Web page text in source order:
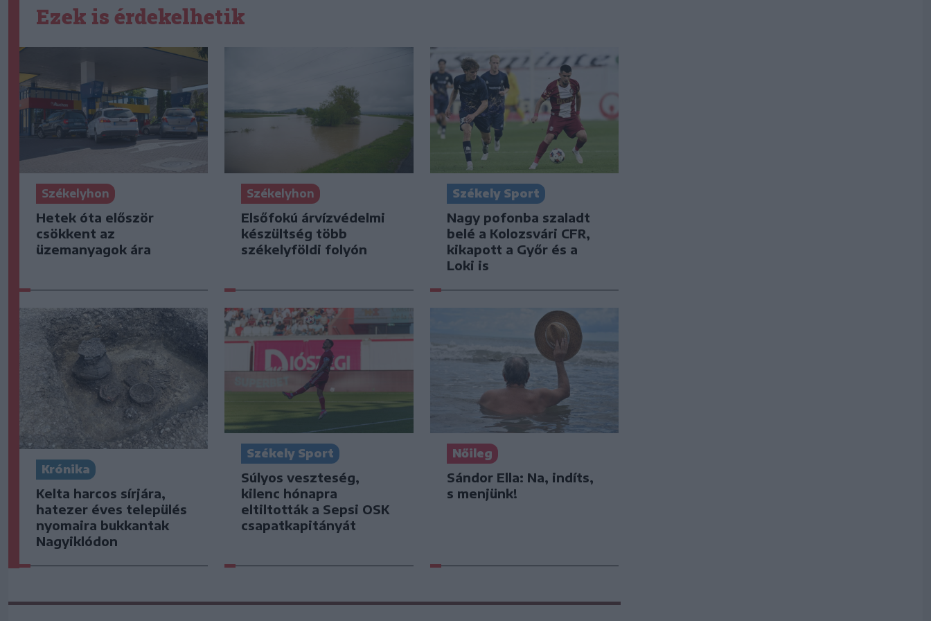
Ezek is érdekelhetik
Székelyhon
Hetek óta először
csökkent az
üzemanyagok ára
Székelyhon
Elsőfokú árvízvédelmi
készültség több
székelyföldi folyón
Székely Sport
Nagy pofonba szaladt
belé a Kolozsvári CFR,
kikapott a Győr és a
Loki is
Krónika
Kelta harcos sírjára,
hatezer éves település
nyomaira bukkantak
Nagyiklódon
Székely Sport
Súlyos veszteség,
kilenc hónapra
eltiltották a Sepsi OSK
csapatkapitányát
Nőileg
Sándor Ella: Na, indíts,
s menjünk!